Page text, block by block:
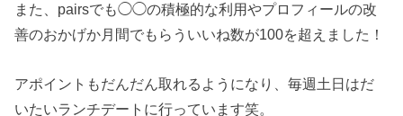
また、pairsでも◯◯の積極的な利用やプロフィールの改
善のおかげか月間でもらういいね数が100を超えました！
アポイントもだんだん取れるようになり、毎週土日はだ
いたいランチデートに行っています笑。